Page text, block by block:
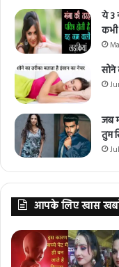
ये 3
कभी
सोने
जब
तुम
आपके लिए खास